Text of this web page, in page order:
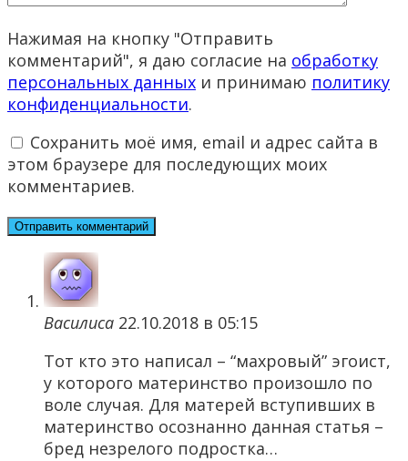
Нажимая на кнопку "Отправить
комментарий", я даю согласие на обработку
персональных данных и принимаю политику
конфиденциальности.
Сохранить моё имя, email и адрес сайта в
этом браузере для последующих моих
комментариев.
Василиса 22.10.2018 в 05:15
Тот кто это написал – “махровый” эгоист,
у которого материнство произошло по
воле случая. Для матерей вступивших в
материнство осознанно данная статья –
бред незрелого подростка…